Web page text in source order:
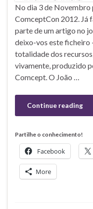
No dia 3 de Novembro
ComceptCon 2012. Já
parte de um artigo no
deixo-vos este ficheiro
totalidade dos
vivamente, produzido
Comcept. O João …
Continue reading
Partilhe o conhecimento!
Facebook
More